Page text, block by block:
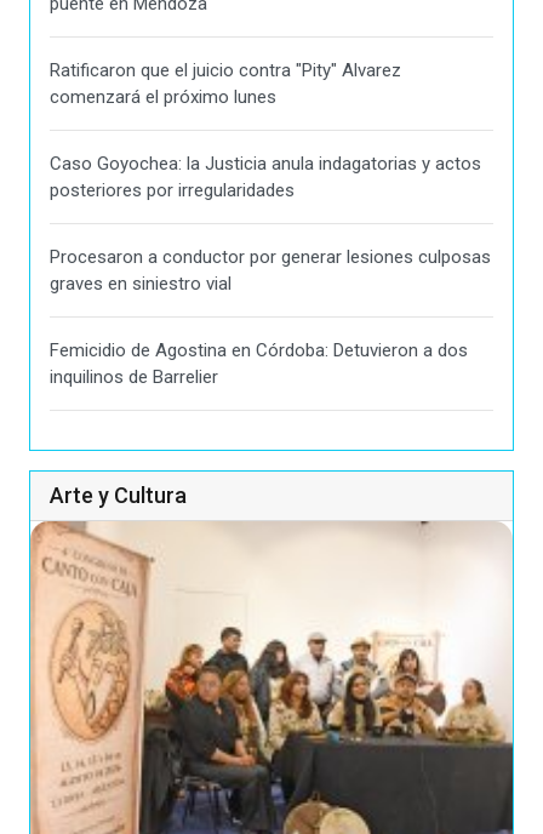
Ratificaron que el juicio contra "Pity" Alvarez
comenzará el próximo lunes
Caso Goyochea: la Justicia anula indagatorias y actos
posteriores por irregularidades
Procesaron a conductor por generar lesiones culposas
graves en siniestro vial
Femicidio de Agostina en Córdoba: Detuvieron a dos
inquilinos de Barrelier
Arte y Cultura